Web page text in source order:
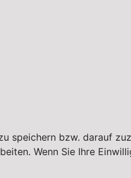
speichern bzw. darauf
Wenn Sie Ihre